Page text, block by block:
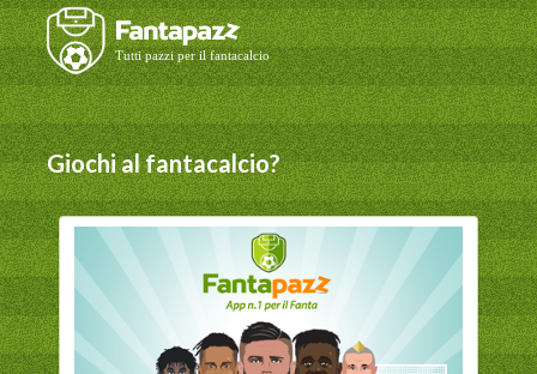
Giochi al fantacalcio?